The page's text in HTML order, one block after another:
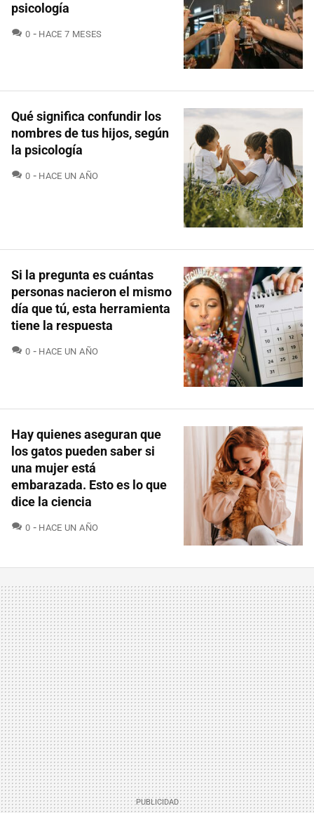
psicología
0 COMENTARIOS
HACE 7 MESES
Qué significa confundir los
nombres de tus hijos, según
la psicología
0 COMENTARIOS
HACE UN AÑO
Si la pregunta es cuántas
personas nacieron el mismo
día que tú, esta herramienta
tiene la respuesta
0 COMENTARIOS
HACE UN AÑO
Hay quienes aseguran que
los gatos pueden saber si
una mujer está
embarazada. Esto es lo que
dice la ciencia
0 COMENTARIOS
HACE UN AÑO